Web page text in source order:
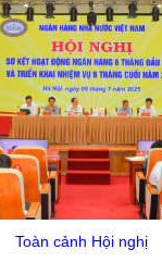
Toàn cảnh Hội nghị